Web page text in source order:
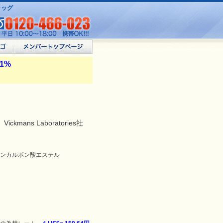
グ
Vickmans Laboratories社
カルボン酸エステル